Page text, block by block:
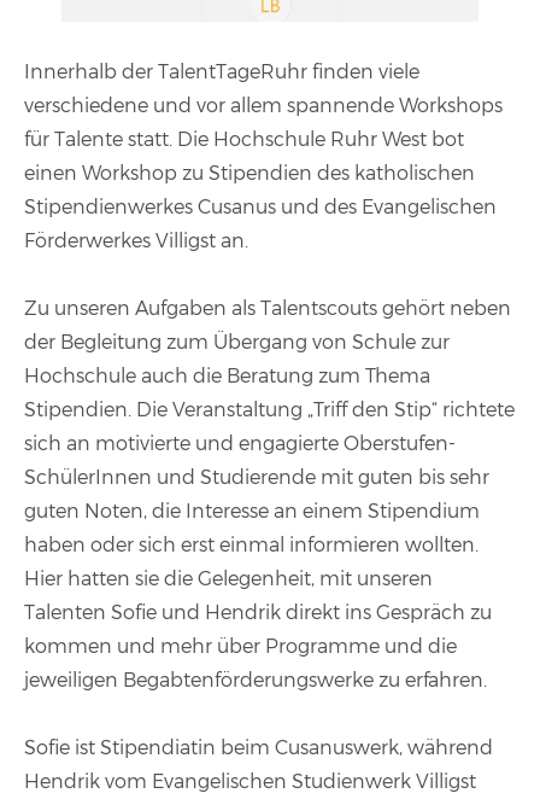
Innerhalb der TalentTageRuhr finden viele
verschiedene und vor allem spannende Workshops
für Talente statt. Die Hochschule Ruhr West bot
einen Workshop zu Stipendien des katholischen
Stipendienwerkes Cusanus und des Evangelischen
Förderwerkes Villigst an.
Zu unseren Aufgaben als Talentscouts gehört neben
der Begleitung zum Übergang von Schule zur
Hochschule auch die Beratung zum Thema
Stipendien. Die Veranstaltung „Triff den Stip“ richtete
sich an motivierte und engagierte Oberstufen-
SchülerInnen und Studierende mit guten bis sehr
guten Noten, die Interesse an einem Stipendium
haben oder sich erst einmal informieren wollten.
Hier hatten sie die Gelegenheit, mit unseren
Talenten Sofie und Hendrik direkt ins Gespräch zu
kommen und mehr über Programme und die
jeweiligen Begabtenförderungswerke zu erfahren.
Sofie ist Stipendiatin beim Cusanuswerk, während
Hendrik vom Evangelischen Studienwerk Villigst